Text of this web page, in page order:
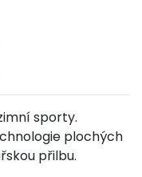
sporty.
plochých
přilbu.